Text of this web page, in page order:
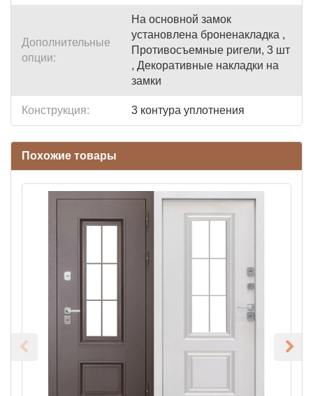
Дополнительные
опции:
На основной замок
установлена броненакладка ,
Противосъемные ригели, 3 шт
, Декоративные накладки на
замки
Конструкция: 3 контура уплотнения
Похожие товары